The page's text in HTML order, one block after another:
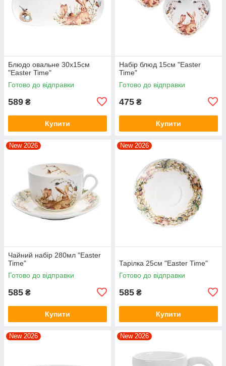
Блюдо овальне 30x15см
"Easter Time"
Готово до відправки
589 ₴
Купити
Набір блюд 15см "Easter
Time"
Готово до відправки
475 ₴
Купити
New 2026
Чайний набір 280мл "Easter
Time"
Готово до відправки
585 ₴
Купити
New 2026
Тарілка 25см "Easter Time"
Готово до відправки
585 ₴
Купити
New 2026 New 2026